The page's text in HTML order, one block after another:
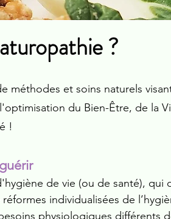
?
méthodes et soins naturels
du Bien-Être, de la
!
de vie (ou de santé), qui
individualisées de
physiologiques différents